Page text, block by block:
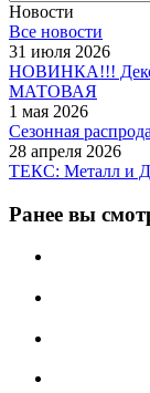
Новости
Все новости
31 июля 2026
НОВИНКА!!!
МАТОВАЯ
1 мая 2026
Сезонная
28 апреля 2026
ТЕКС: Металл и
Ранее вы